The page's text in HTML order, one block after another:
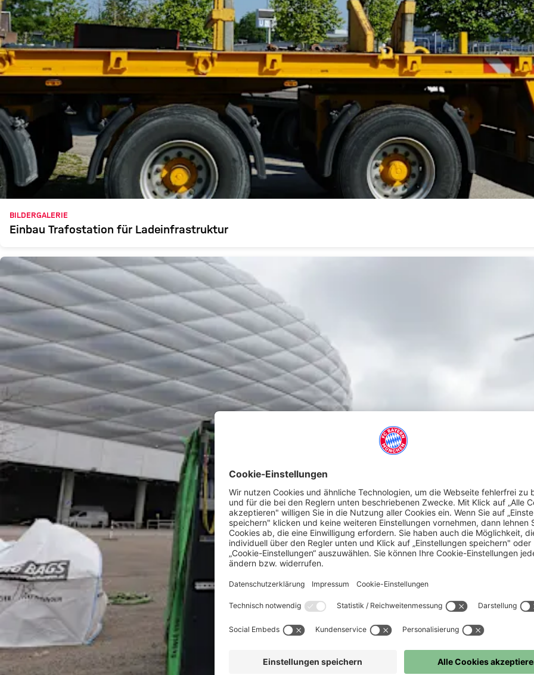
BILDERGALERIE
Einbau Trafostation für Ladeinfrastruktur